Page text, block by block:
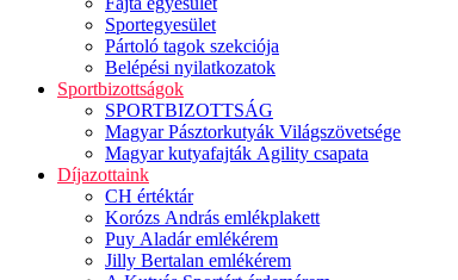
Sportegyesület
Pártoló tagok szekciója
Belépési nyilatkozatok
Sportbizottságok
SPORTBIZOTTSÁG
Magyar Pásztorkutyák Világszövetsége
Magyar kutyafajták Agility csapata
Díjazottaink
CH értéktár
Korózs András emlékplakett
Puy Aladár emlékérem
Jilly Bertalan emlékérem